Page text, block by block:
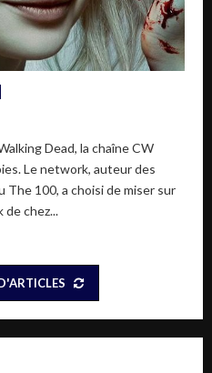
Dead, la chaîne CW
Le network, auteur des
The 100, a choisi de miser sur
de chez...